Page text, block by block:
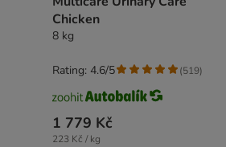
Chicken
8 kg
1 779 Kč
223 Kč / kg
Rating: 4.6/5 (519)